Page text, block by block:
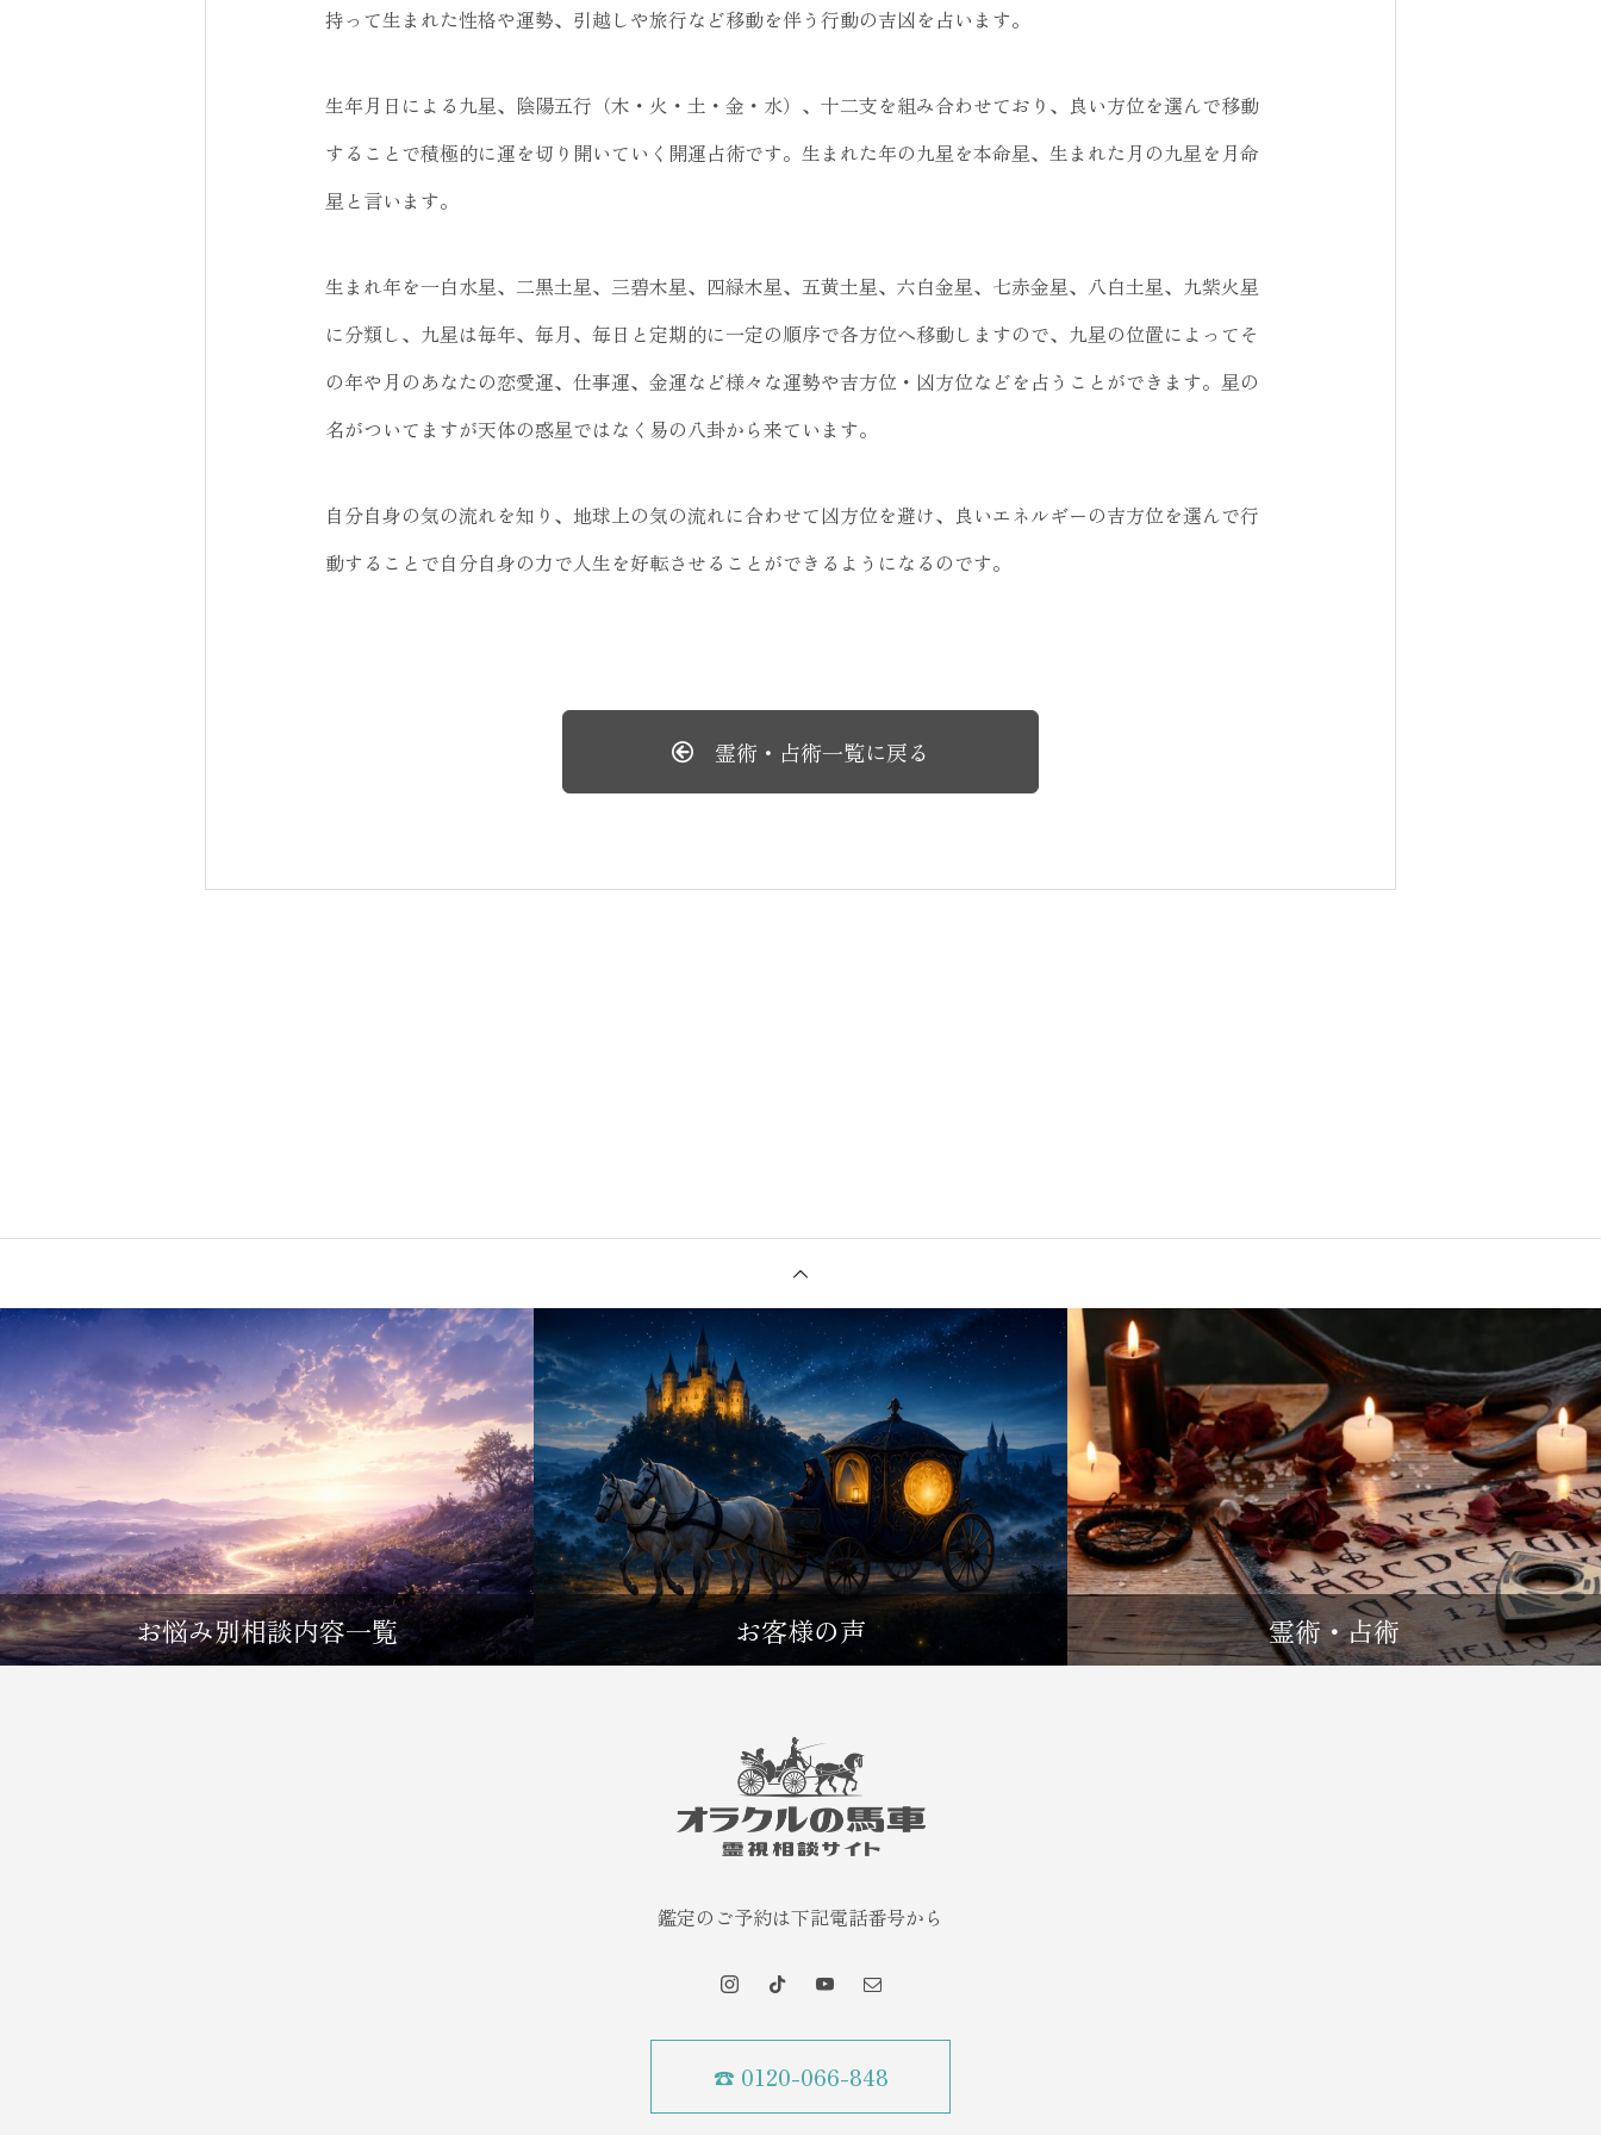
持って生まれた性格や運勢、引越しや旅行など移動を伴う行動の吉凶を占います。
生年月日による九星、陰陽五行（木・火・土・金・水）、十二支を組み合わせており、良い方位を選んで移動
することで積極的に運を切り開いていく開運占術です。生まれた年の九星を本命星、生まれた月の九星を月命
星と言います。
生まれ年を一白水星、二黒土星、三碧木星、四緑木星、五黄土星、六白金星、七赤金星、八白土星、九紫火星
に分類し、九星は毎年、毎月、毎日と定期的に一定の順序で各方位へ移動しますので、九星の位置によってそ
の年や月のあなたの恋愛運、仕事運、金運など様々な運勢や吉方位・凶方位などを占うことができます。星の
名がついてますが天体の惑星ではなく易の八卦から来ています。
自分自身の気の流れを知り、地球上の気の流れに合わせて凶方位を避け、良いエネルギーの吉方位を選んで行
動することで自分自身の力で人生を好転させることができるようになるのです。
霊術・占術一覧に戻る
お悩み別相談内容一覧 お客様の声 霊術・占術
鑑定のご予約は下記電話番号から
☎ 0120-066-848